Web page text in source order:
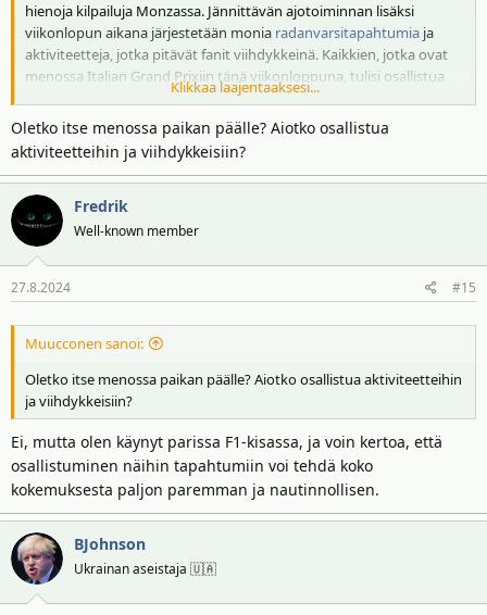
hienoja kilpailuja Monzassa. Jännittävän ajotoiminnan lisäksi
viikonlopun aikana järjestetään monia radanvarsitapahtumia ja
aktiviteetteja, jotka pitävät fanit viihdykkeinä. Kaikkien, jotka ovat
menossa Italian Grand Prixiin tänä viikonloppuna, tulisi osallistua
näihin tapahtumiin saadakseen kaiken irti matkastaan
Circuitille
Klikkaa laajentaaksesi...
Oletko itse menossa paikan päälle? Aiotko osallistua
aktiviteetteihin ja viihdykkeisiin?
Fredrik
Well-known member
27.8.2024 #15
Muucconen sanoi:
Oletko itse menossa paikan päälle? Aiotko osallistua aktiviteetteihin
ja viihdykkeisiin?
Ei, mutta olen käynyt parissa F1-kisassa, ja voin kertoa, että
osallistuminen näihin tapahtumiin voi tehdä koko
kokemuksesta paljon paremman ja nautinnollisen.
BJohnson
Ukrainan aseistaja 🇺🇦